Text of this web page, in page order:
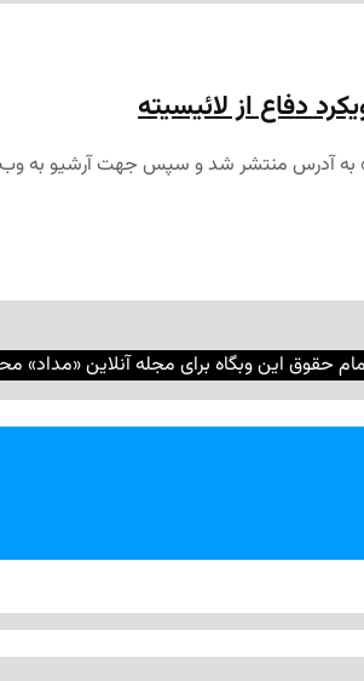
دفاع از لائیسیته
حقوق این وبگاه برای مجله آنلاین